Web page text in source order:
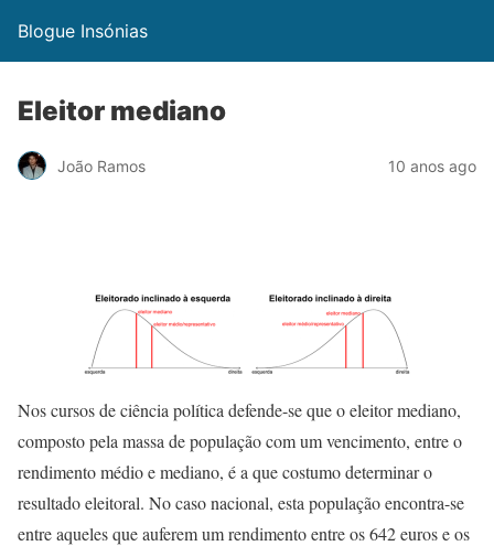
Blogue Insónias
Eleitor mediano
João Ramos 10 anos ago
Nos cursos de ciência política defende-se que o eleitor mediano,
composto pela massa de população com um vencimento, entre o
rendimento médio e mediano, é a que costumo determinar o
resultado eleitoral. No caso nacional, esta população encontra-se
entre aqueles que auferem um rendimento entre os 642 euros e os